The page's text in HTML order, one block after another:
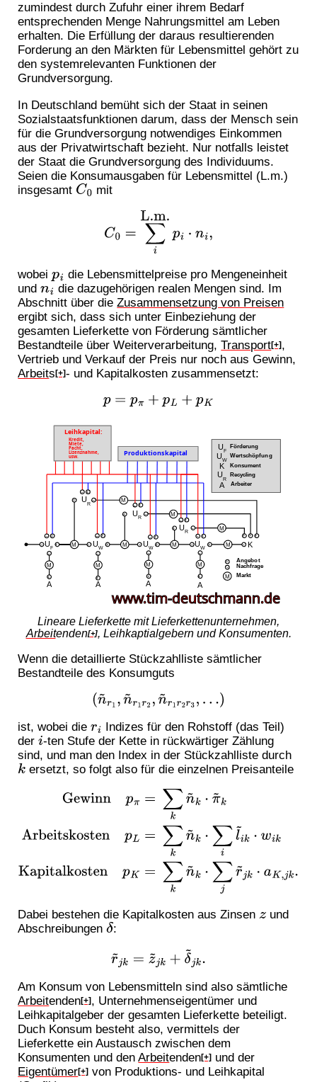
zumindest durch Zufuhr einer ihrem Bedarf
entsprechenden Menge Nahrungsmittel am Leben
erhalten. Die Erfüllung der daraus resultierenden
Forderung an den Märkten für Lebensmittel gehört zu
den systemrelevanten Funktionen der
Grundversorgung.
In Deutschland bemüht sich der Staat in seinen
Sozialstaatsfunktionen darum, dass der Mensch sein
für die Grundversorgung notwendiges Einkommen
aus der Privatwirtschaft bezieht. Nur notfalls leistet
der Staat die Grundversorgung des Individuums.
Seien die Konsumausgaben für Lebensmittel (L.m.)
insgesamt C0 mit
∑iL.m.
wobeipi die Lebensmittelpreise pro Mengeneinheit
undni die dazugehörigen realen Mengen sind. Im
Abschnitt über dieZusammensetzung von Preisen
ergibt sich, dass sich unter Einbeziehung der
gesamten Lieferkette von Förderung sämtlicher
Bestandteile über Weiterverarbeitung,Transport[+] ,
Vertrieb und Verkauf der Preis nur noch aus Gewinn,
Arbeits[+]- und Kapitalkosten zusammensetzt:
p =pπ+ pL+ pK
Lineare Lieferkette mit Lieferkettenunternehmen,
Arbeitenden[+], Leihkaptialgebern und Konsumenten.
Wenn die detaillierte Stückzahlliste sämtlicher
Bestandteile des Konsumguts
(n~r1, n~r1r 2 ,n~r1r2 r 3 ,…)
ist, wobei dieri Indizes für den Rohstoff (das Teil)
deri-ten Stufe der Kette in rückwärtiger Zählung
sind, und man den Index in der Stückzahlliste durch
k ersetzt, so folgt also für die einzelnen Preisanteile
pπ=∑kn~ π~ ArbeitskostenpL
Kapitalkosten =∑kn
Dabei bestehen die Kapitalkosten aus Zinsenzund
Abschreibungenδ:
r ~ k= z~ jk +δ ~jk.
Am Konsum von Lebensmitteln sind also sämtliche
Arbeitenden[+] , Unternehmenseigentümer und
Leihkapitalgeber der gesamten Lieferkette beteiligt.
Duch Konsum besteht also, vermittels der
Lieferkette ein Austausch zwischen dem
Konsumenten und denArbeitenden[+] und der
Eigentümer[+] von Produktions- und Leihkapital